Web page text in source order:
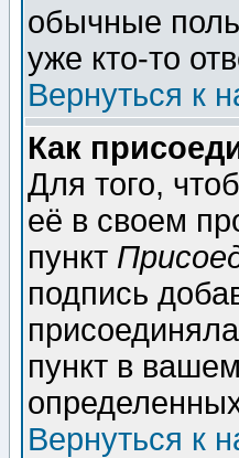
обычные
уже кто-то
Вернуться к
Как
Для того,
её в своем
пункт
подпись
пункт в
Вернуться к